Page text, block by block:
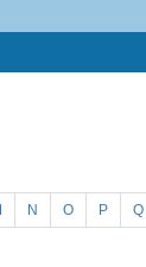
N O P Q